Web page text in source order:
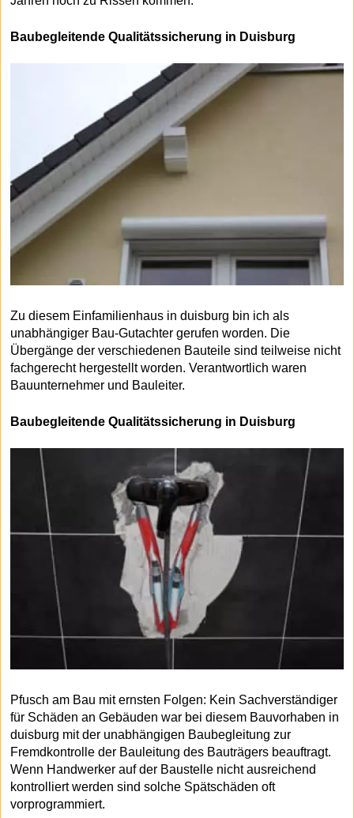
Baubegleitende Qualitätssicherung in Duisburg
Zu diesem Einfamilienhaus in duisburg bin ich als
unabhängiger Bau-Gutachter gerufen worden. Die
Übergänge der verschiedenen Bauteile sind teilweise nicht
fachgerecht hergestellt worden. Verantwortlich waren
Bauunternehmer und Bauleiter.
Baubegleitende Qualitätssicherung in Duisburg
Pfusch am Bau mit ernsten Folgen: Kein Sachverständiger
für Schäden an Gebäuden war bei diesem Bauvorhaben in
duisburg mit der unabhängigen Baubegleitung zur
Fremdkontrolle der Bauleitung des Bauträgers beauftragt.
Wenn Handwerker auf der Baustelle nicht ausreichend
kontrolliert werden sind solche Spätschäden oft
vorprogrammiert.